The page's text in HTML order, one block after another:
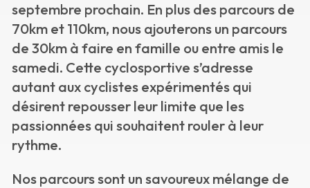
septembre prochain. En plus des parcours de
70km et 110km, nous ajouterons un parcours
de 30km à faire en famille ou entre amis le
samedi. Cette cyclosportive s’adresse
autant aux cyclistes expérimentés qui
désirent repousser leur limite que les
passionnées qui souhaitent rouler à leur
rythme.
Nos parcours sont un savoureux mélange de